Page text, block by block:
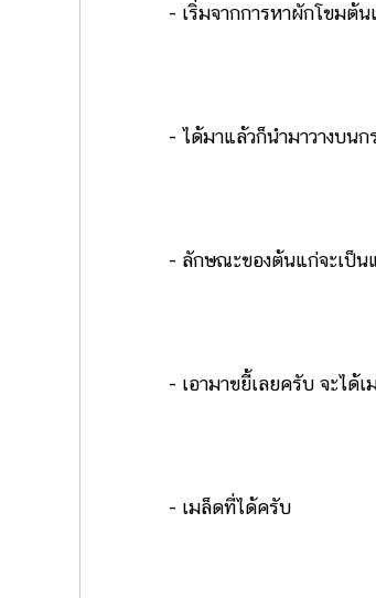
- เริ่มจากการหาผักโขมต้นแก่
- ได้มาแล้วก็นำมาวางบนกระ
- ลักษณะของต้นแก่จะเป็นแบ
- เอามาขยี้เลยครับ จะได้เม
- เมล็ดที่ได้ครับ